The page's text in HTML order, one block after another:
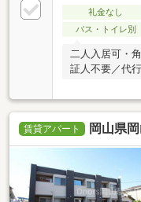
礼金なし
バス・トイレ別
二人入居可・
証人不要／代行
賃貸アパート 岡山県